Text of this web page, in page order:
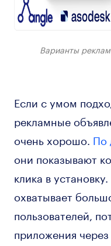
Варианты
Если с умом
рекламные
очень хорошо. По
они показывают
клика в
охватывает
пользователей,
приложения через